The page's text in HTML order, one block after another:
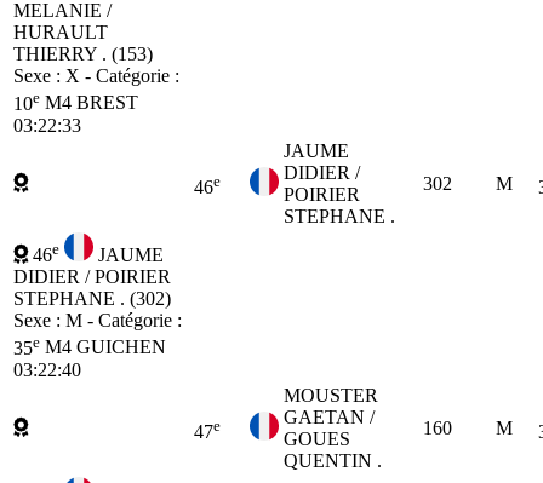
MELANIE /
HURAULT
THIERRY . (153)
Sexe : X - Catégorie :
10e M4 BREST
03:22:33
46e
JAUME
DIDIER /
POIRIER
STEPHANE .
302 M
46e
JAUME
DIDIER / POIRIER
STEPHANE . (302)
Sexe : M - Catégorie :
35e M4 GUICHEN
03:22:40
47e
MOUSTER
GAETAN /
GOUES
QUENTIN .
160 M